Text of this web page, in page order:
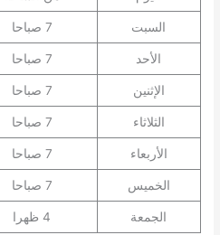
السبت 7 صباحا
الأحد 7 صباحا
الإثنين 7 صباحا
الثلاثاء 7 صباحا
الأربعاء 7 صباحا
الخميس 7 صباحا
الجمعة 4 ظهرا